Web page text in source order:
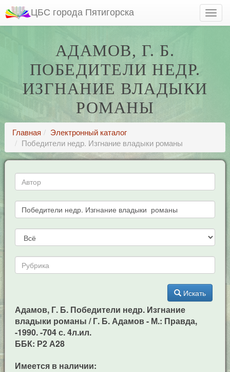
ЦБС города Пятигорска
АДАМОВ, Г. Б.
ПОБЕДИТЕЛИ НЕДР.
ИЗГНАНИЕ ВЛАДЫКИ
РОМАНЫ
Главная
Электронный каталог
Победители недр. Изгнание владыки романы
Искать
Адамов, Г. Б. Победители недр. Изгнание
владыки романы / Г. Б. Адамов - М.: Правда,
-1990. -704 с. 4л.ил.
ББК: Р2 А28
Имеется в наличии: